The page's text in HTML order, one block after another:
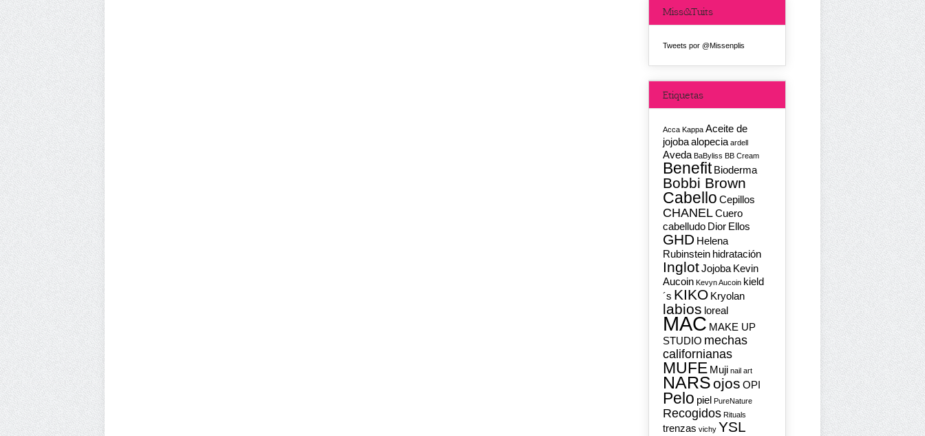
Miss&Tuits
Tweets por @Missenplis
Etiquetas
Acca Kappa Aceite de
jojobaalopecia ardell
Aveda BaByliss BB Cream
Benefit Bioderma
Bobbi Brown
Cabello Cepillos
CHANELCuero
cabelludo Dior Ellos
GHD Helena
Rubinstein hidratación
InglotJojoba Kevin
Aucoin Kevyn Aucoin kield
´s KIKO Kryolan
labios loreal
MAC MAKE UP
STUDIO mechas
californianas
MUFE Muji nail art
NARSojos OPI
Pelo piel PureNature
Recogidos Rituals
trenzas vichy YSL